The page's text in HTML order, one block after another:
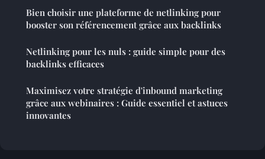
Bien choisir une plateforme de netlinking pour
booster son référencement grâce aux backlinks
Netlinking pour les nuls : guide simple pour des
backlinks efficaces
Maximisez votre stratégie d'inbound marketing
grâce aux webinaires : Guide essentiel et astuces
innovantes